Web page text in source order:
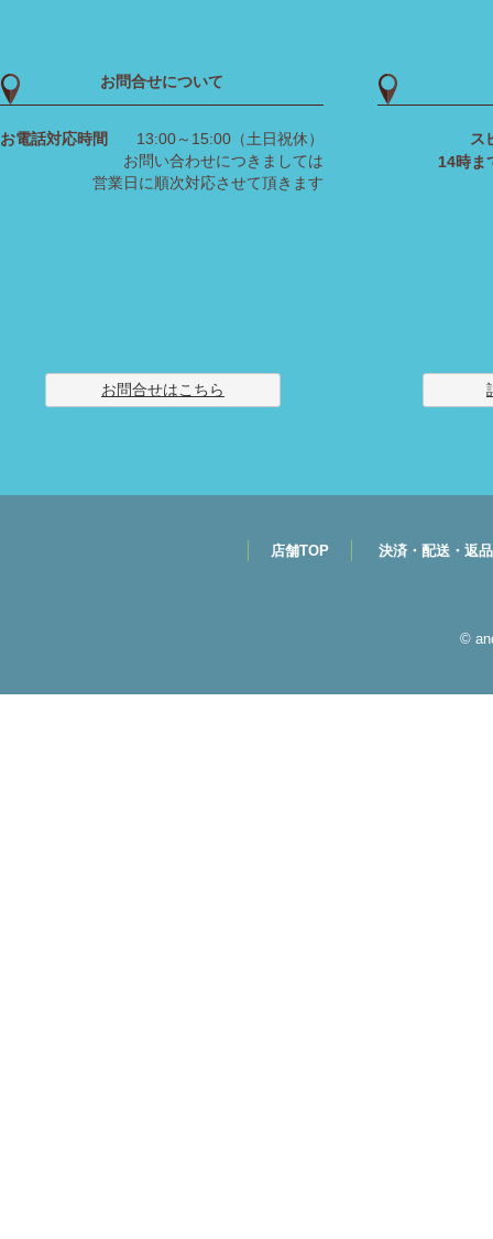
お問合せについて
お電話対応時間
13:00～15:00（土日祝休）
お問い合わせにつきましては
営業日に順次対応させて頂きます
お問合せはこちら
ス
14時ま
店舗TOP 決済・配送・返
©